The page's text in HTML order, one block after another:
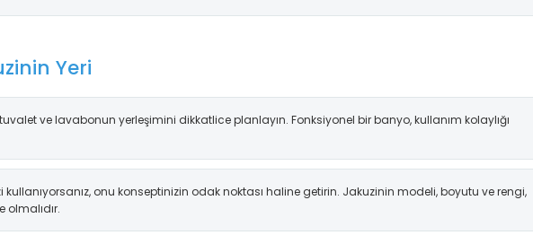
Yeri
ve lavabonun yerleşimini dikkatlice planlayın. Fonksiyonel bir banyo, kullanım kolaylığı
kullanıyorsanız, onu konseptinizin odak noktası haline getirin. Jakuzinin modeli, boyutu ve rengi,